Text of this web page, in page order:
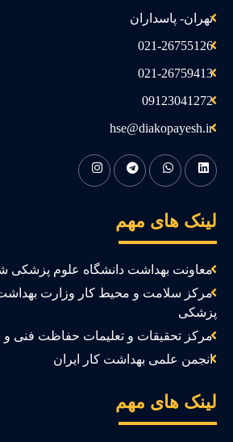
تهران- پاسداران
021-26755126
021-26759413
09123041272
hse@diakopayesh.ir
های مهم
معاونت بهداشت دانشگاه علوم پزشکی
مرکز سلامت و محیط کار وزارت بهداشت
مرکز تحقیقات و تعلیمات حفاظت فنی و
انجمن علمی بهداشت کار ایران
های مهم